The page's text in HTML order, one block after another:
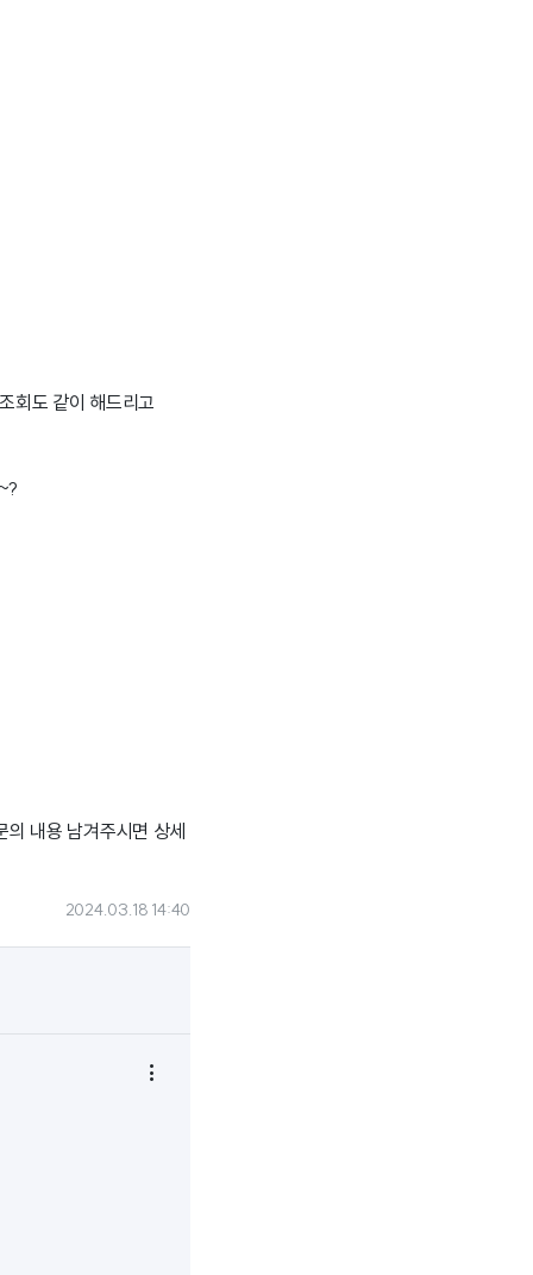
회도 같이 해드리고
내용 남겨주시면 상세
2024.03.18 14:40
